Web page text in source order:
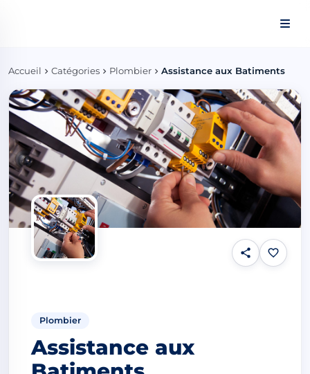
Accueil Catégories Plombier Assistance aux Batiments
Plombier
Assistance aux